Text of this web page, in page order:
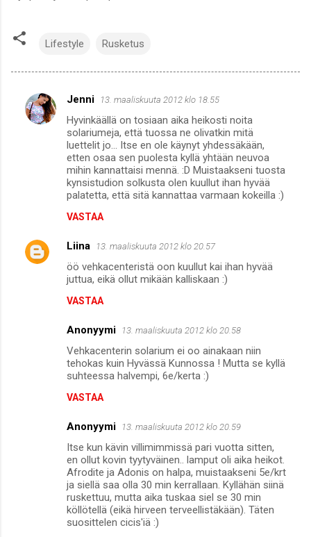
Lifestyle Rusketus
K
o
i
t
Jenni 13. maaliskuuta 2012 klo 18.55
Hyvinkäällä on tosiaan aika heikosti noita
solariumeja, että tuossa ne olivatkin mitä
luettelit jo... Itse en ole käynyt yhdessäkään,
etten osaa sen puolesta kyllä yhtään neuvoa
mihin kannattaisi mennä. :D Muistaakseni tuosta
kynsistudion solkusta olen kuullut ihan hyvää
palatetta, että sitä kannattaa varmaan kokeilla :)
VASTAA
Liina 13. maaliskuuta 2012 klo 20.57
öö vehkacenteristä oon kuullut kai ihan hyvää
juttua, eikä ollut mikään kalliskaan :)
VASTAA
Anonyymi 13. maaliskuuta 2012 klo 20.58
Vehkacenterin solarium ei oo ainakaan niin
tehokas kuin Hyvässä Kunnossa ! Mutta se kyllä
suhteessa halvempi, 6e/kerta :)
VASTAA
Anonyymi 13. maaliskuuta 2012 klo 20.59
Itse kun kävin villimimmissä pari vuotta sitten,
en ollut kovin tyytyväinen.. lamput oli aika heikot.
Afrodite ja Adonis on halpa, muistaakseni 5e/krt
ja siellä saa olla 30 min kerrallaan. Kyllähän siinä
ruskettuu, mutta aika tuskaa siel se 30 min
köllötellä (eikä hirveen terveellistäkään). Täten
suosittelen cicis'iä :)